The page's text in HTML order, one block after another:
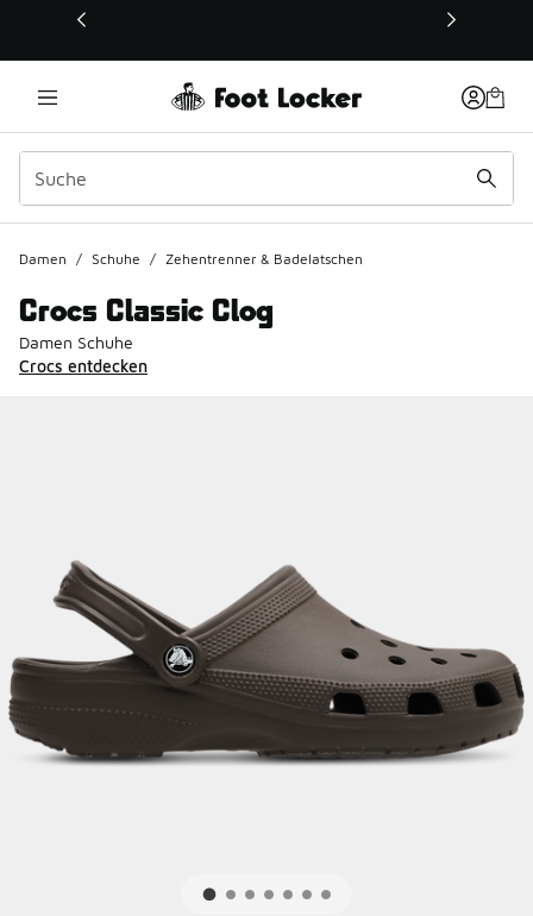
Dieser Link öffnet sich in einem neuen Fenster
Damen / Schuhe / Zehentrenner & Badelatschen
Crocs Classic Clog
Damen Schuhe
Crocs entdecken